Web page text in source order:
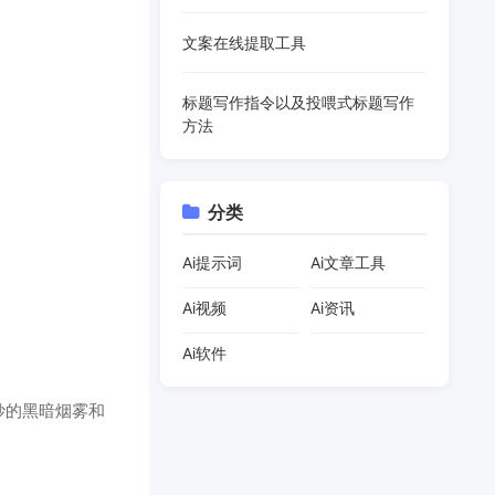
黑暗烟雾和
文案在线提取工具
标题写作指令以及投喂式标题写作
方法
分类
Ai提示词 Ai文章工具
Ai视频 Ai资讯
Ai软件